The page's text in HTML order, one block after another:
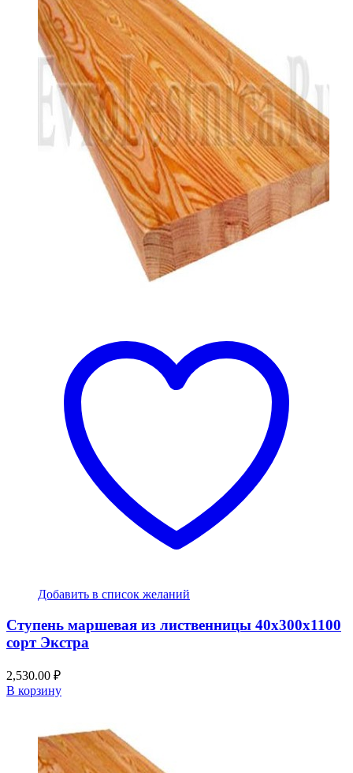
Добавить в список желаний
Ступень маршевая из лиственницы 40x300x1100
сорт Экстра
2,530.00 ₽
В корзину